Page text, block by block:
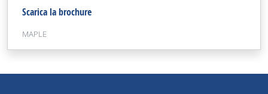
Scarica la brochure
MAPLE